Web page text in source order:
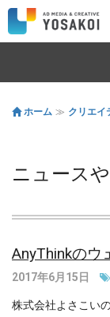
ホーム クリエイ
ニュース
AnyThinkのウ
2017年6月15日
株式会社よさこい